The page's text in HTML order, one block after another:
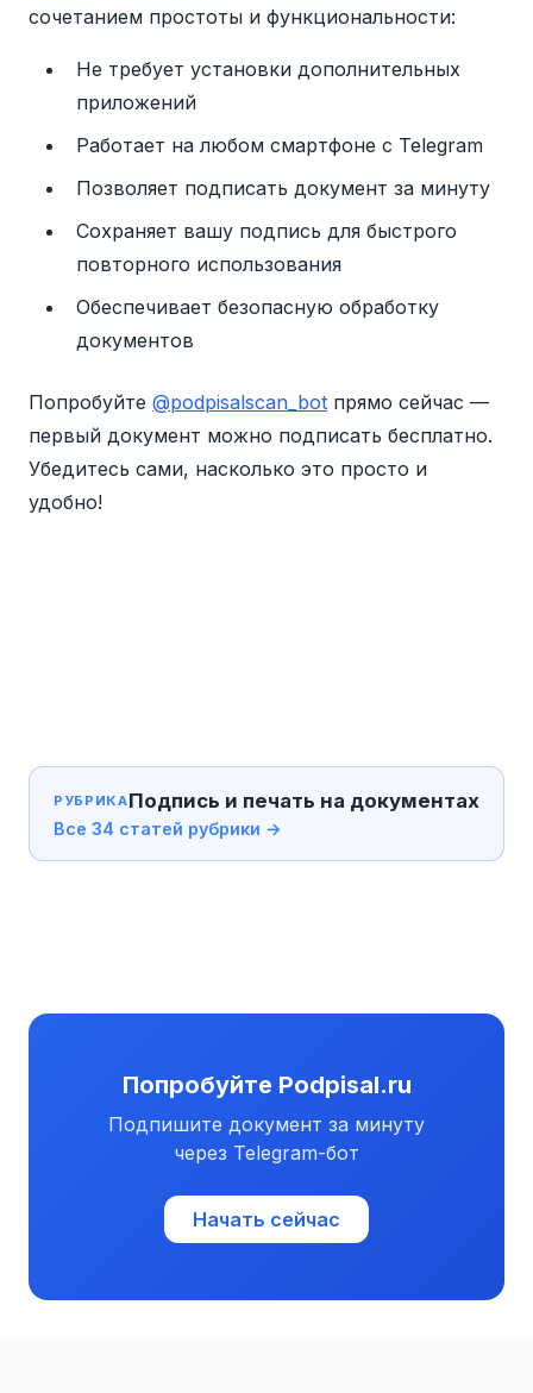
сочетанием простоты и функциональности:
Не требует установки дополнительных
приложений
Работает на любом смартфоне с Telegram
Позволяет подписать документ за минуту
Сохраняет вашу подпись для быстрого
повторного использования
Обеспечивает безопасную обработку
документов
Попробуйте @podpisalscan_bot прямо сейчас —
первый документ можно подписать бесплатно.
Убедитесь сами, насколько это просто и
удобно!
РУБРИКАПодпись и печать на документах
Все 34 статей рубрики →
Попробуйте Podpisal.ru
Подпишите документ за минуту
через Telegram-бот
Начать сейчас